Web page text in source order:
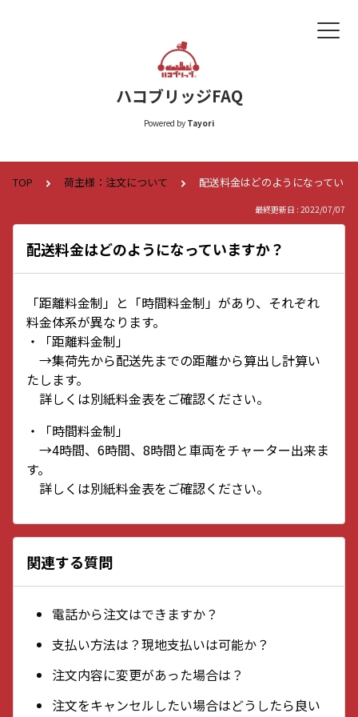
ハコブリッジFAQ
Powered by Tayori
TOP 荷主様：注文について 配送料金はどのようになっていま
最終更新日 : 2022/07/07
配送料金はどのようになっていますか？
「距離料金制」と「時間料金制」があり、それぞれ
料金体系が異なります。
・「距離料金制」
→集荷先から配送先までの距離から算出し計算い
たします。
詳しくは別紙料金表をご確認ください。
・「時間料金制」
→4時間、6時間、8時間と車両をチャーター出来ま
す。
詳しくは別紙料金表をご確認ください。
関連する質問
電話から注文はできますか？
支払い方法は？現地支払いは可能か？
注文内容に変更があった場合は？
注文をキャンセルしたい場合はどうしたら良い